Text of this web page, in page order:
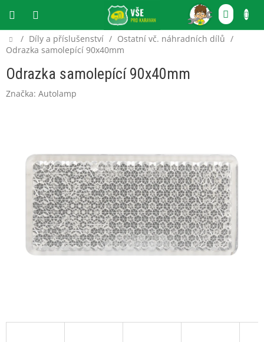
obsah
CZK
Domů
/ Díly a příslušenství / Ostatní vč. náhradních dílů /
Odrazka samolepící 90x40mm
Odrazka samolepící 90x40mm
Značka: Autolamp